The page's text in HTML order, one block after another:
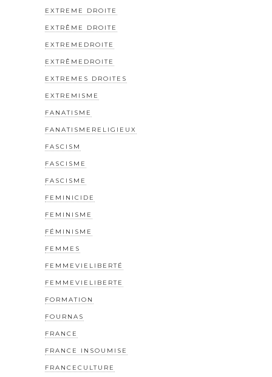
EXTREME DROITE
EXTRÊME DROITE
EXTREMEDROITE
EXTRÊMEDROITE
EXTREMES DROITES
EXTREMISME
FANATISME
FANATISMERELIGIEUX
FASCISM
FASCISME
FASCISME
FEMINICIDE
FEMINISME
FÉMINISME
FEMMES
FEMMEVIELIBERTÉ
FEMMEVIELIBERTE
FORMATION
FOURNAS
FRANCE
FRANCE INSOUMISE
FRANCECULTURE